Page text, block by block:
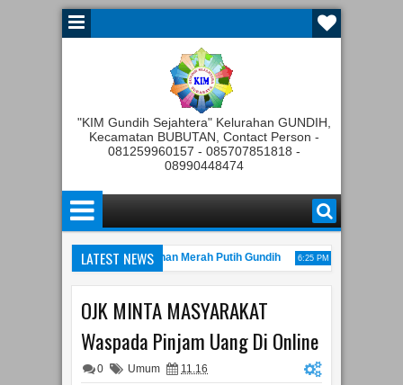
"KIM Gundih Sejahtera" Kelurahan GUNDIH,
Kecamatan BUBUTAN, Contact Person -
081259960157 - 085707851818 -
08990448474
LATEST NEWS
Tahunan Koperasi Kelurahan Merah Putih Gundih 6:25 PM
Rapat
OJK MINTA MASYARAKAT
Waspada Pinjam Uang Di Online
0 Umum 11.16